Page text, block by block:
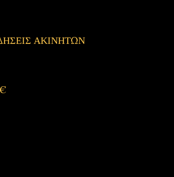
ΕΙΔΗΣΕΙΣ ΑΚΙΝΗΤΩΝ